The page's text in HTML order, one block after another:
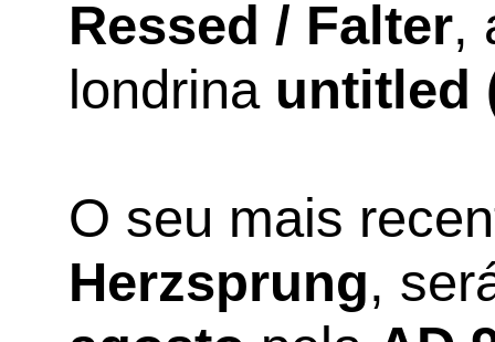
Ressed / Falter,
londrina untitled
O seu mais
Herzsprung,